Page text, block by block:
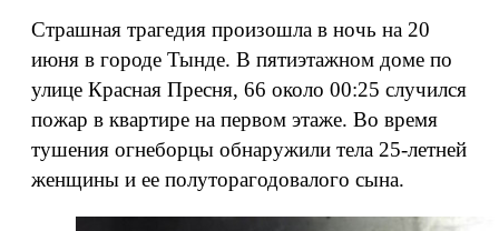
Страшная трагедия произошла в ночь на 20
июня в городе Тынде. В пятиэтажном доме по
улице Красная Пресня, 66 около 00:25 случился
пожар в квартире на первом этаже. Во время
тушения огнеборцы обнаружили тела 25-летней
женщины и ее полуторагодовалого сына.